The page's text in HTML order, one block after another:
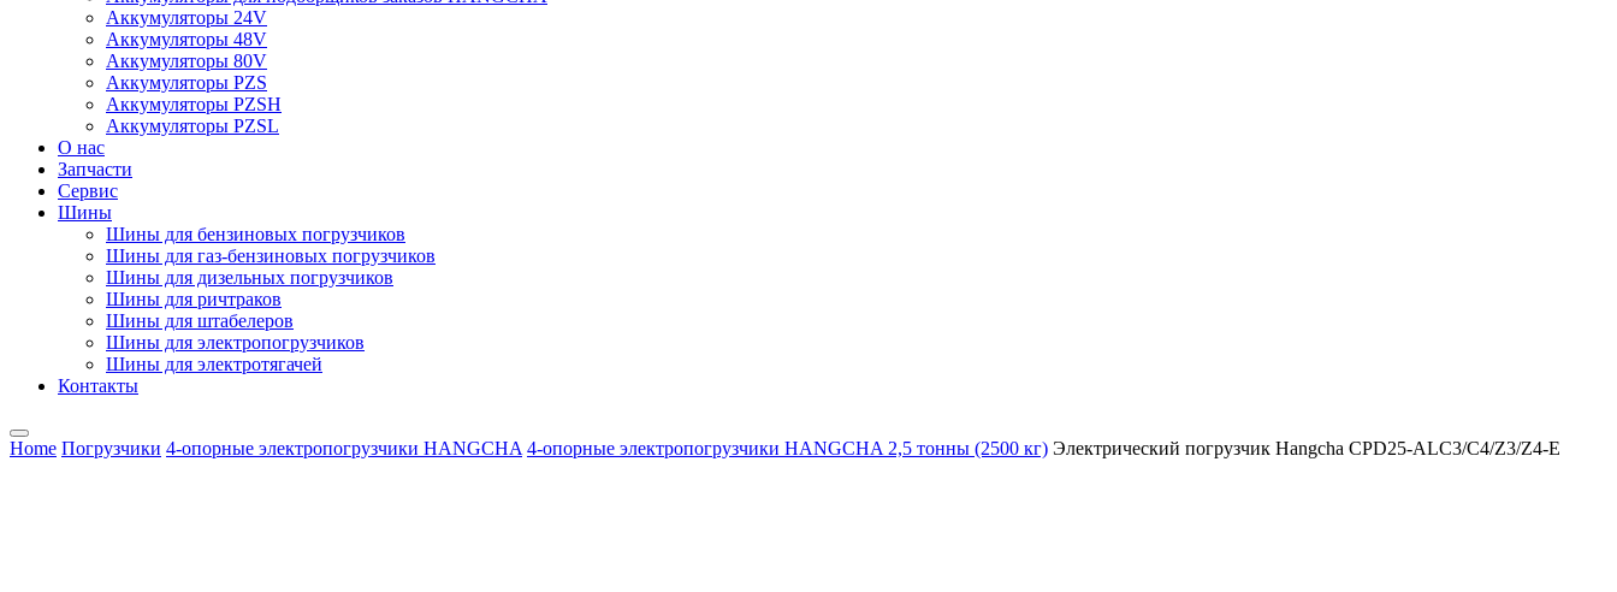
Аккумуляторы 24V
Аккумуляторы 48V
Аккумуляторы 80V
Аккумуляторы PZS
Аккумуляторы PZSH
Аккумуляторы PZSL
О нас
Запчасти
Сервис
Шины
Шины для бензиновых погрузчиков
Шины для газ-бензиновых погрузчиков
Шины для дизельных погрузчиков
Шины для ричтраков
Шины для штабелеров
Шины для электропогрузчиков
Шины для электротягачей
Контакты
Home Погрузчики 4-опорные электропогрузчики HANGCHA 4-опорные электропогрузчики HANGCHA 2,5 тонны (2500 кг) Электрический погрузчик Hangcha CPD25-ALC3/C4/Z3/Z4-E